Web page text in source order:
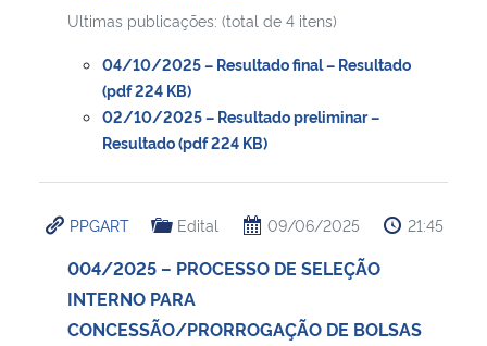
Ultimas publicações: (total de 4 itens)
04/10/2025 – Resultado final – Resultado
(pdf 224 KB)
02/10/2025 – Resultado preliminar –
Resultado (pdf 224 KB)
PPGART Edital 09/06/2025 21:45
004/2025 – PROCESSO DE SELEÇÃO
INTERNO PARA
CONCESSÃO/PRORROGAÇÃO DE BOLSAS